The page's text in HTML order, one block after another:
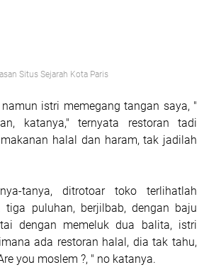
Situs Sejarah Kota Paris
istri memegang tangan saya, "
katanya," ternyata restoran tadi
halal dan haram, tak jadilah
tanya, ditrotoar toko terlihatlah
tiga puluhan, berjilbab, dengan baju
dengan memeluk dua balita, istri
ada restoran halal, dia tak tahu,
you moslem ?, " no katanya.